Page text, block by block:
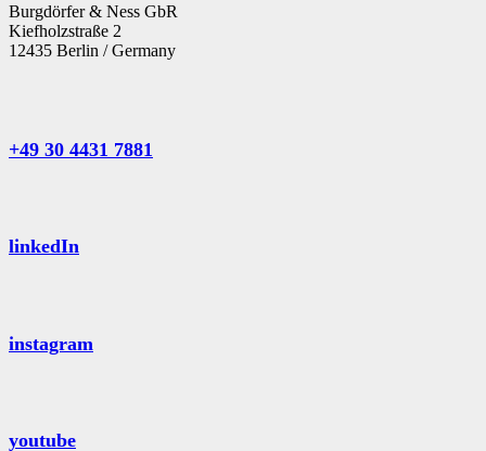
Burgdörfer & Ness GbR
Kiefholzstraße 2
12435 Berlin / Germany
+49 30 4431 7881
linkedIn
instagram
youtube